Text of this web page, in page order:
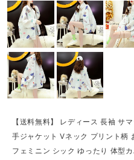
【送料無料】 レディース 長袖 サ
手ジャケット Vネック プリント柄
フェミニン シック ゆったり 体型